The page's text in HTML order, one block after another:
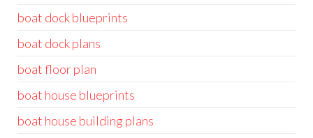
boat dock blueprints
boat dock plans
boat floor plan
boat house blueprints
boat house building plans